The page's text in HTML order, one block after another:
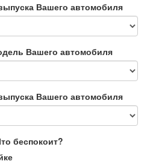
Вашего автомобиля
Вашего автомобиля
Вашего автомобиля
беспокоит?